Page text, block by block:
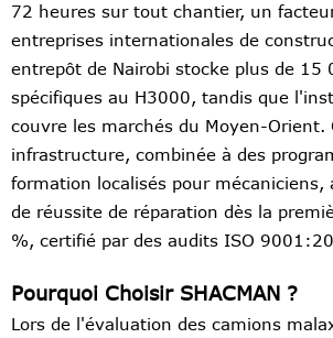
72 heures sur tout chantier, un
entreprises internationales de
entrepôt de Nairobi stocke plus de 15
spécifiques au H3000, tandis que
couvre les marchés du Moyen-Orient.
infrastructure, combinée à des
formation localisés pour mécaniciens,
de réussite de réparation dès la
%, certifié par des audits ISO
Pourquoi Choisir SHACMAN ?
Lors de l'évaluation des camions